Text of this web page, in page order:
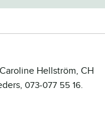
Hellström, CH
073-077 55 16.